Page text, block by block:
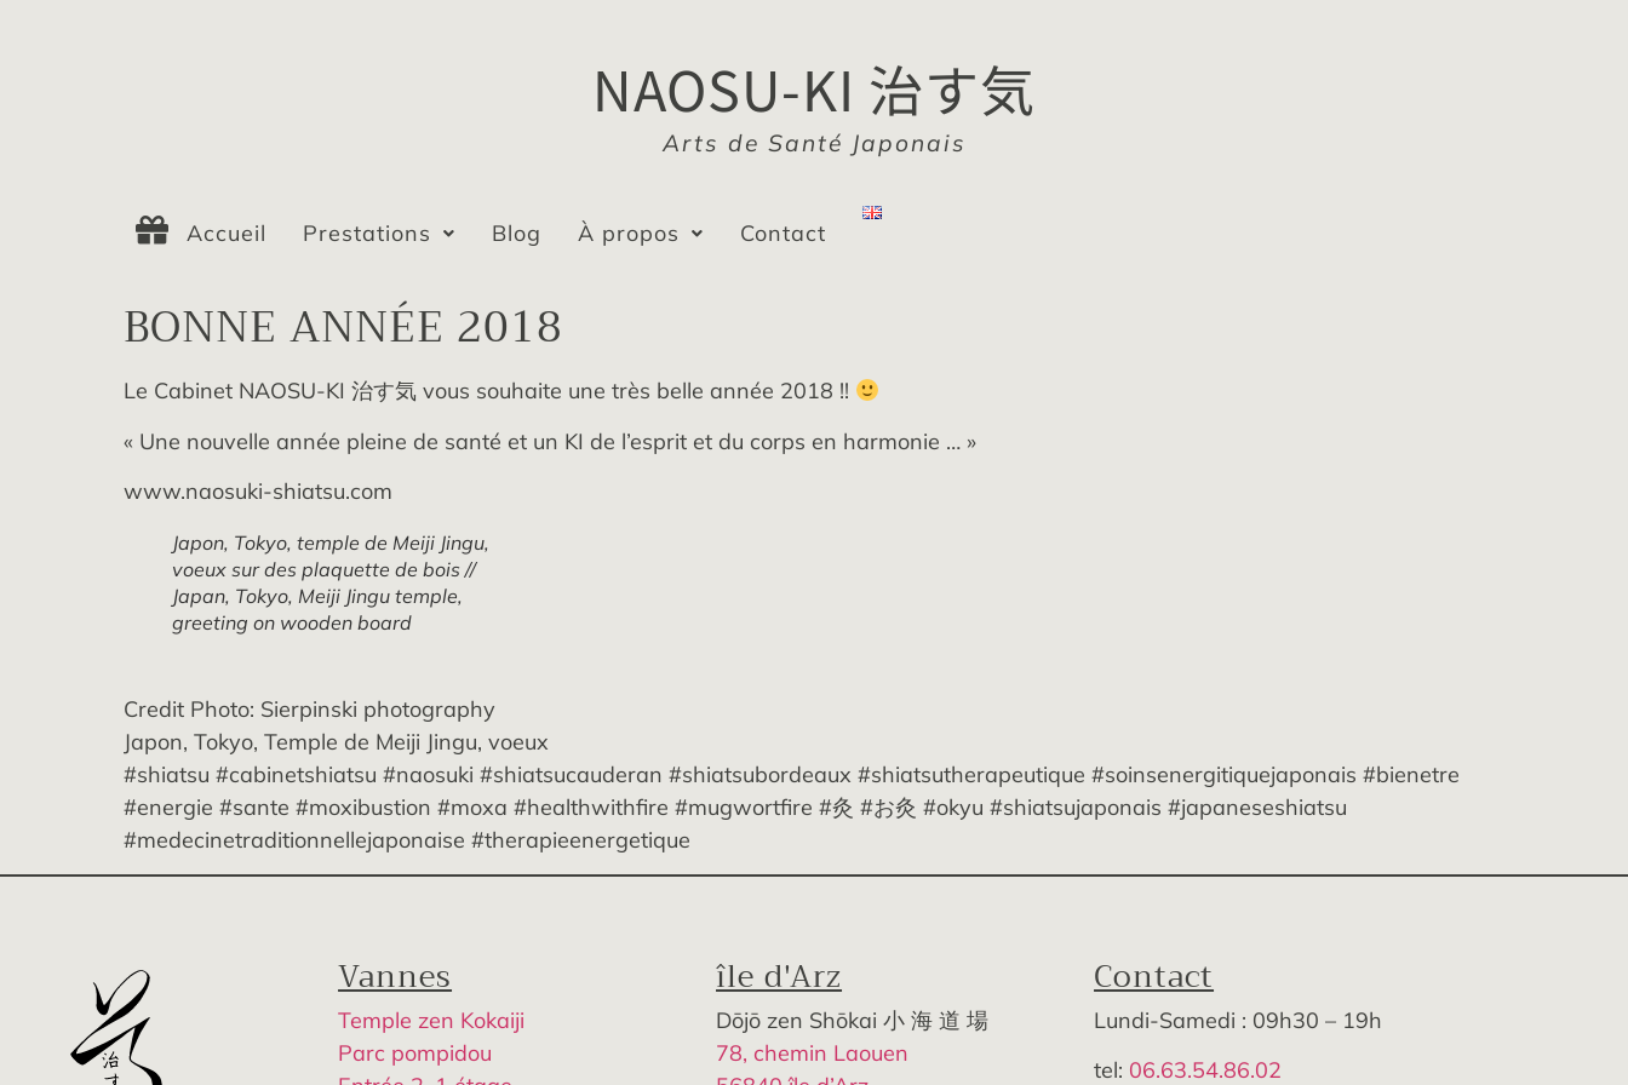
NAOSU-KI 治す気
Arts de Santé Japonais
Accueil Prestations Blog À propos Contact
BONNE ANNÉE 2018
Le Cabinet NAOSU-KI 治す気 vous souhaite une très belle année 2018 !!
« Une nouvelle année pleine de santé et un KI de l’esprit et du corps en harmonie … »
www.naosuki-shiatsu.com
Japon, Tokyo, temple de Meiji Jingu,
voeux sur des plaquette de bois //
Japan, Tokyo, Meiji Jingu temple,
greeting on wooden board
Credit Photo: Sierpinski photography
Japon, Tokyo, Temple de Meiji Jingu, voeux
#shiatsu #cabinetshiatsu #naosuki #shiatsucauderan #shiatsubordeaux #shiatsutherapeutique #soinsenergitiquejaponais #bienetre
#energie #sante #moxibustion #moxa #healthwithfire #mugwortfire #灸 #お灸 #okyu #shiatsujaponais #japaneseshiatsu
#medecinetraditionnellejaponaise #therapieenergetique
Vannes
Temple zen Kokaiji
Parc pompidou
île d'Arz
Dōjō zen Shōkai 小 海 道 場
78, chemin Laouen
Contact
Lundi-Samedi : 09h30 – 19h
tel: 06.63.54.86.02